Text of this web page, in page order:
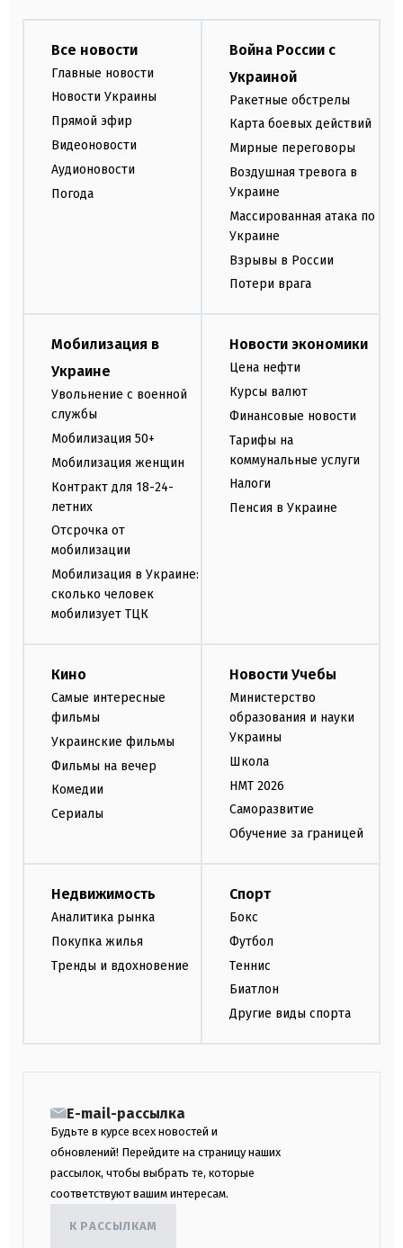
Все новости
Главные новости
Новости Украины
Прямой эфир
Видеоновости
Аудионовости
Погода
Война России с
Украиной
Ракетные обстрелы
Карта боевых действий
Мирные переговоры
Воздушная тревога в
Украине
Массированная атака по
Украине
Взрывы в России
Потери врага
Мобилизация в
Украине
Увольнение с военной
службы
Мобилизация 50+
Мобилизация женщин
Контракт для 18-24-
летних
Отсрочка от
мобилизации
Мобилизация в Украине:
сколько человек
мобилизует ТЦК
Новости экономики
Цена нефти
Курсы валют
Финансовые новости
Тарифы на
коммунальные услуги
Налоги
Пенсия в Украине
Кино
Самые интересные
фильмы
Украинские фильмы
Фильмы на вечер
Комедии
Сериалы
Новости Учебы
Министерство
образования и науки
Украины
Школа
НМТ 2026
Саморазвитие
Обучение за границей
Недвижимость
Аналитика рынка
Покупка жилья
Тренды и вдохновение
Спорт
Бокс
Футбол
Теннис
Биатлон
Другие виды спорта
E-mail-рассылка
Будьте в курсе всех новостей и
обновлений! Перейдите на страницу наших
рассылок, чтобы выбрать те, которые
соответствуют вашим интересам.
К РАССЫЛКАМ